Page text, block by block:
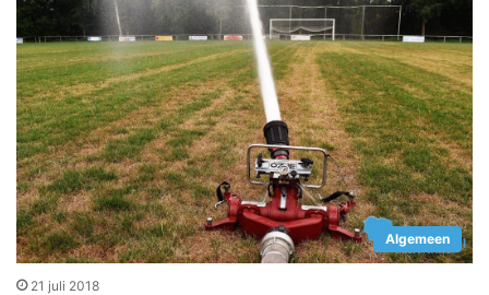
Algemeen
21 juli 2018